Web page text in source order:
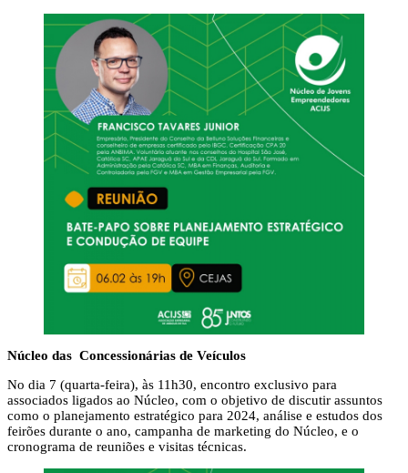
Núcleo das Concessionárias de Veículos
No dia 7 (quarta-feira), às 11h30, encontro exclusivo para
associados ligados ao Núcleo, com o objetivo de discutir assuntos
como o planejamento estratégico para 2024, análise e estudos dos
feirões durante o ano, campanha de marketing do Núcleo, e o
cronograma de reuniões e visitas técnicas.